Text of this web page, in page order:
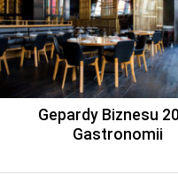
Gepardy Biznesu
Gastronomii